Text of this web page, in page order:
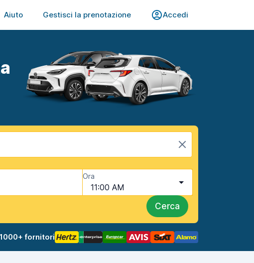
Aiuto Gestisci la prenotazione Accedi
Ora
11:00 AM
Cerca
1000+ fornitori